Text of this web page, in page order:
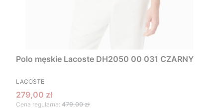
Polo męskie Lacoste DH2050 00 031 CZARNY
PRODUCENT
LACOSTE
Cena promocyjna
279,00 zł
Cena regularna: 479,00 zł